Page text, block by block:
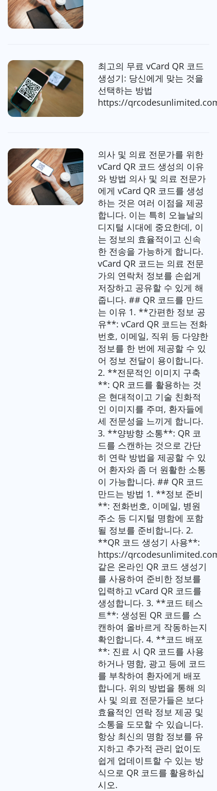
최고의 무료 vCard QR 코드
생성기: 당신에게 맞는 것을
선택하는 방법
https://
의사 및 의료 전문가를 위한
vCard QR 코드 생성의 이유
와 방법 의사 및 의료 전문가
에게 vCard QR 코드를 생성
하는 것은 여러 이점을 제공
합니다. 이는 특히 오늘날의
디지털 시대에 중요한데, 이
는 정보의 효율적이고 신속
한 전송을 가능하게 합니다.
vCard QR 코드는 의료 전문
가의 연락처 정보를 손쉽게
저장하고 공유할 수 있게 해
줍니다. ## QR 코드를 만드
는 이유 1. **간편한 정보 공
유**: vCard QR 코드는 전화
번호, 이메일, 직위 등 다양한
정보를 한 번에 제공할 수 있
어 정보 전달이 용이합니다.
2. **전문적인 이미지 구축
**: QR 코드를 활용하는 것
은 현대적이고 기술 친화적
인 이미지를 주며, 환자들에
세 전문성을 느끼게 합니다.
3. **양방향 소통**: QR 코
드를 스캔하는 것으로 간단
히 연락 방법을 제공할 수 있
어 환자와 좀 더 원활한 소통
이 가능합니다. ## QR 코드
만드는 방법 1. **정보 준비
**: 전화번호, 이메일, 병원
주소 등 디지털 명함에 포함
될 정보를 준비합니다. 2.
**QR 코드 생성기 사용**:
https://
같은 온라인 QR 코드 생성기
를 사용하여 준비한 정보를
입력하고 vCard QR 코드를
생성합니다. 3. **코드 테스
트**: 생성된 QR 코드를 스
캔하여 올바르게 작동하는지
확인합니다. 4. **코드 배포
**: 진료 시 QR 코드를 사용
하거나 명함, 광고 등에 코드
를 부착하여 환자에게 배포
합니다. 위의 방법을 통해 의
사 및 의료 전문가들은 보다
효율적인 연락 정보 제공 및
소통을 도모할 수 있습니다.
항상 최신의 명함 정보를 유
지하고 추가적 관리 없이도
쉽게 업데이트할 수 있는 방
식으로 QR 코드를 활용하십
시오.